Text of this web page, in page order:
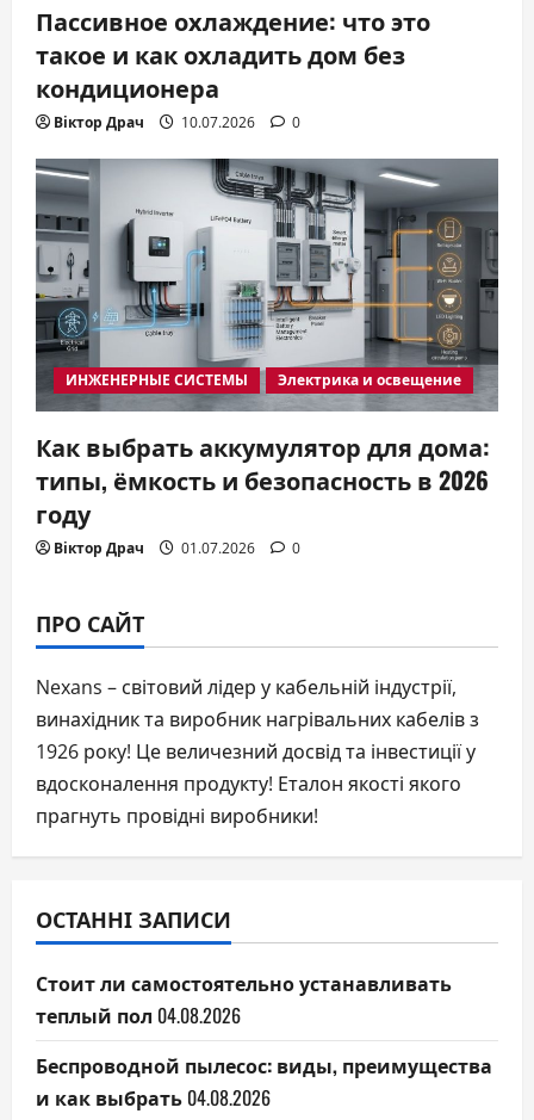
Пассивное охлаждение: что это
такое и как охладить дом без
кондиционера
Віктор Драч 10.07.2026 0
ИНЖЕНЕРНЫЕ СИСТЕМЫ Электрика и освещение
Как выбрать аккумулятор для дома:
типы, ёмкость и безопасность в 2026
году
Віктор Драч 01.07.2026 0
ПРО САЙТ
Nexans – світовий лідер у кабельній індустрії,
винахідник та виробник нагрівальних кабелів з
1926 року! Це величезний досвід та інвестиції у
вдосконалення продукту! Еталон якості якого
прагнуть провідні виробники!
ОСТАННІ ЗАПИСИ
Стоит ли самостоятельно устанавливать
теплый пол 04.08.2026
Беспроводной пылесос: виды, преимущества
и как выбрать 04.08.2026